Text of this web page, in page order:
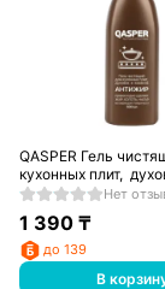
QASPER Гель
кухонных плит,
казанов АнтиЖир
Нет
1 390₸
до 139
В